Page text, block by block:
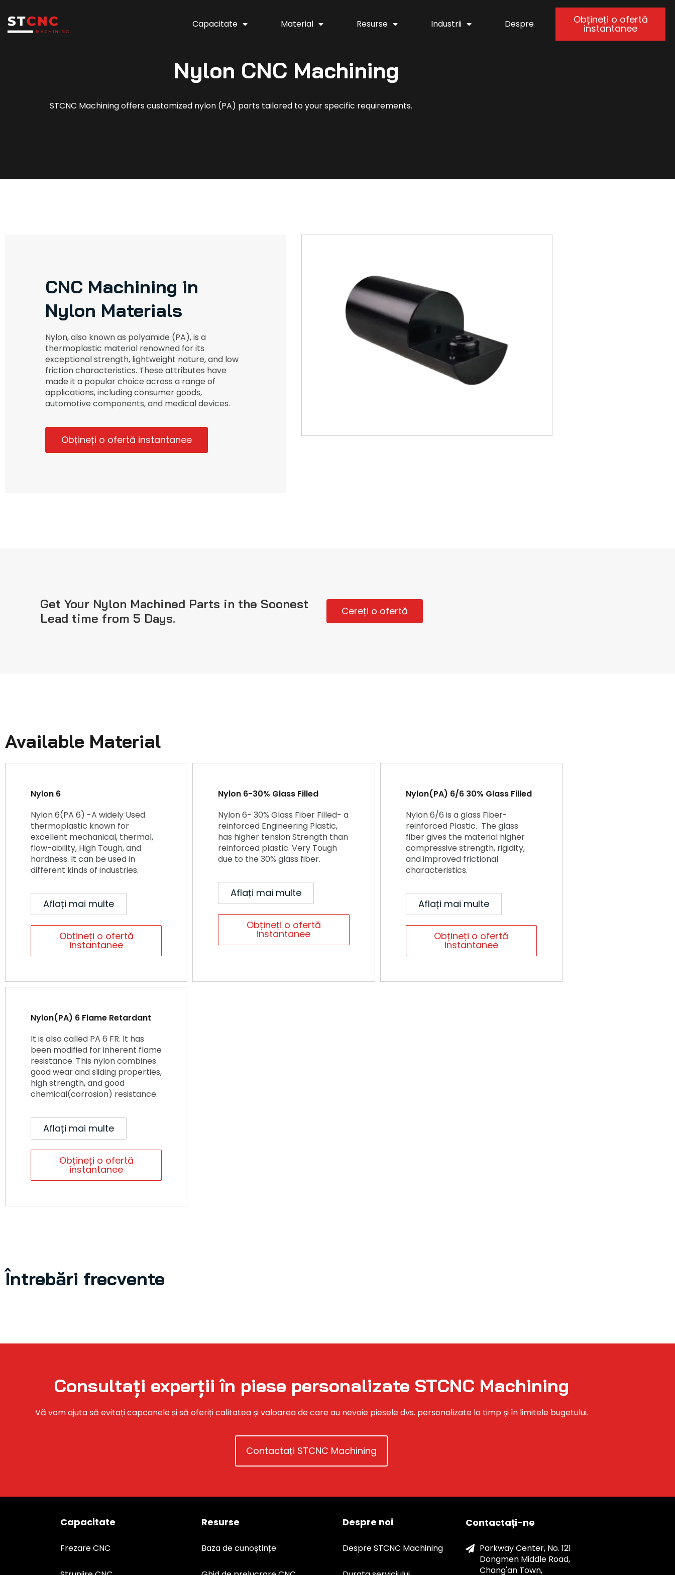
Capacitate Material Resurse Industrii Despre Obțineți o ofertă
instantanee
Nylon CNC Machining
STCNC Machining offers customized nylon (PA) parts tailored to your specific requirements.
CNC Machining in
Nylon Materials
Nylon, also known as polyamide (PA), is a
thermoplastic material renowned for its
exceptional strength, lightweight nature, and low
friction characteristics. These attributes have
made it a popular choice across a range of
applications, including consumer goods,
automotive components, and medical devices.
Obțineți o ofertă instantanee
Get Your Nylon Machined Parts in the Soonest
Lead time from 5 Days.
Cereți o ofertă
Available Material
Nylon 6
Nylon 6(PA 6) -A widely Used
thermoplastic known for
excellent mechanical, thermal,
flow-ability, High Tough, and
hardness. It can be used in
different kinds of industries.
Aflați mai multe
Obțineți o ofertă
instantanee
Nylon 6-30% Glass Filled
Nylon 6- 30% Glass Fiber Filled- a
reinforced Engineering Plastic,
has higher tension Strength than
reinforced plastic. Very Tough
due to the 30% glass fiber.
Aflați mai multe
Obțineți o ofertă
instantanee
Nylon(PA) 6/6 30% Glass Filled
Nylon 6/6 is a glass Fiber-
reinforced Plastic. The glass
fiber gives the material higher
compressive strength, rigidity,
and improved frictional
characteristics.
Aflați mai multe
Obțineți o ofertă
instantanee
Nylon(PA) 6 Flame Retardant
It is also called PA 6 FR. It has
been modified for inherent flame
resistance. This nylon combines
good wear and sliding properties,
high strength, and good
chemical(corrosion) resistance.
Aflați mai multe
Obțineți o ofertă
instantanee
Întrebări frecvente
Consultați experții în piese personalizate STCNC Machining
Vă vom ajuta să evitați capcanele și să oferiți calitatea și valoarea de care au nevoie piesele dvs. personalizate la timp și în limitele bugetului.
Contactați STCNC Machining
Capacitate
Frezare CNC
Resurse
Baza de cunoștințe
Despre noi
Despre STCNC Machining
Contactați-ne
Parkway Center, No. 121
Dongmen Middle Road,
Chang'an Town,